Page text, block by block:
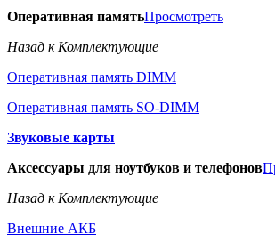
Оперативная памятьПросмотреть
Назад к Комплектующие
Оперативная память DIMM
Оперативная память SO-DIMM
Звуковые карты
Аксессуары для ноутбуков и телефонов
Назад к Комплектующие
Внешние АКБ